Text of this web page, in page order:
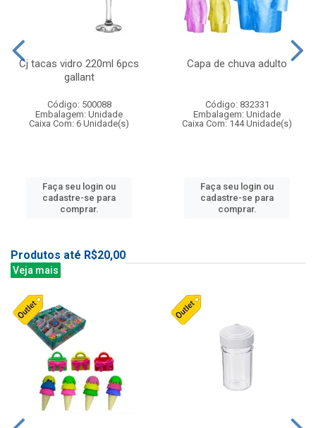
Cj tacas vidro 220ml 6pcs
gallant
Código: 500088
Embalagem: Unidade
Caixa Com: 6 Unidade(s)
Faça seu login ou
cadastre-se para
comprar.
Capa de chuva adulto
Código: 832331
Embalagem: Unidade
Caixa Com: 144 Unidade(s)
Faça seu login ou
cadastre-se para
comprar.
Produtos até R$20,00
Veja mais